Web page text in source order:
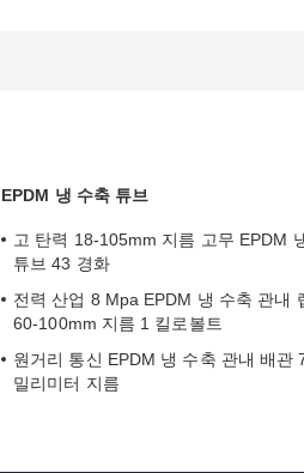
EPDM 냉 수축 튜브
고 탄력 18-105mm 지름 고무 EPDM
튜브 43 경화
전력 산업 8 Mpa EPDM 냉 수축 관내
60-100mm 지름 1 킬로볼트
원거리 통신 EPDM 냉 수축 관내 배관
밀리미터 지름